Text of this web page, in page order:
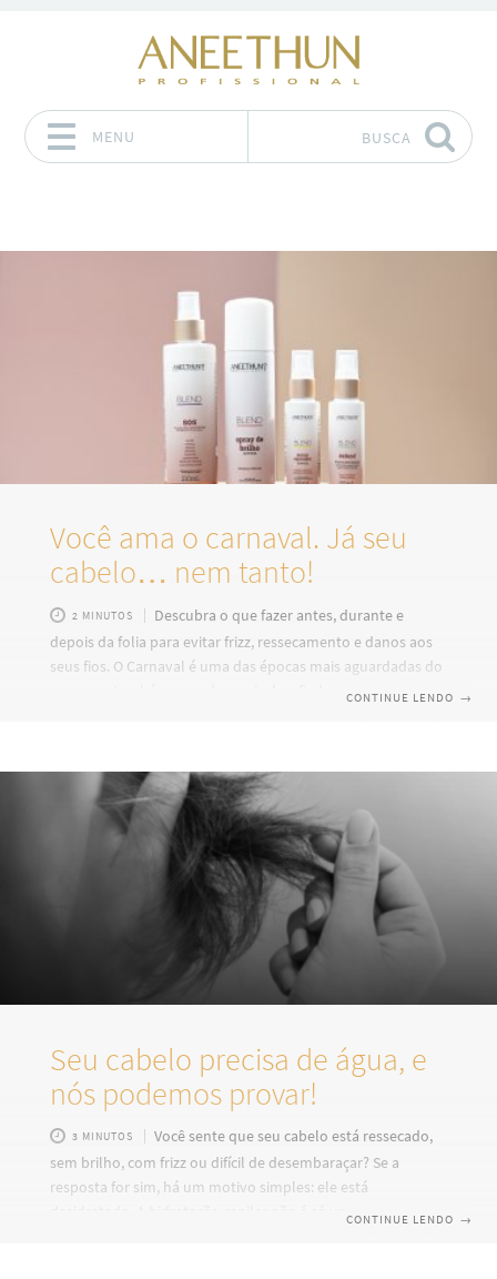
MENU BUSCA
Você ama o carnaval. Já seu
cabelo… nem tanto!
2 MINUTOS
Descubra o que fazer antes, durante e
depois da folia para evitar frizz, ressecamento e danos aos
seus fios. O Carnaval é uma das épocas mais aguardadas do
ano, mas também uma das mais desafiadoras para a saúde
cuidar do cabelo no Carnaval, evitar frizz excessivo,
ressecamento e aquele aspecto opaco depois
CONTINUE LENDO →
Seu cabelo precisa de água, e
nós podemos provar!
3 MINUTOS
Você sente que seu cabelo está ressecado,
sem brilho, com frizz ou difícil de desembaraçar? Se a
resposta for sim, há um motivo simples: ele está
desidratado. A hidratação capilar não é só um cuidado
CONTINUE LENDO →